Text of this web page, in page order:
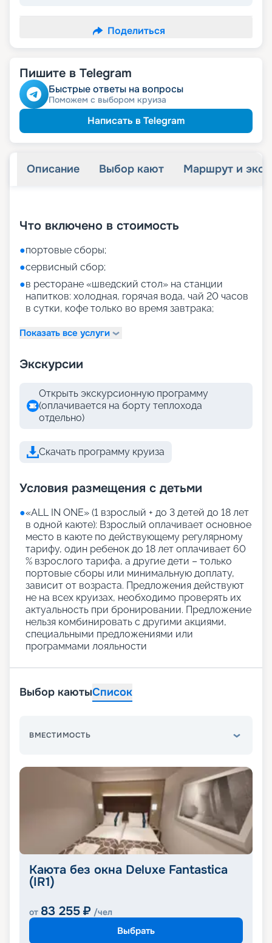
Поделиться
Пишите в Telegram
Быстрые ответы на вопросы
Поможем с выбором круиза
Написать в Telegram
Описание Выбор кают Маршрут и
Что включено в стоимость
●портовые сборы;
●сервисный сбор;
●в ресторане «шведский стол» на станции
напитков: холодная, горячая вода, чай 20 часов
в сутки, кофе только во время завтрака;
Показать все услуги
Экскурсии
Открыть экскурсионную программу
(оплачивается на борту теплохода
отдельно)
Скачать программу круиза
Условия размещения с детьми
●«АLL IN ONE» (1 взрослый + до 3 детей до 18 лет
в одной каюте): Взрослый оплачивает основное
место в каюте по действующему регулярному
тарифу, один ребенок до 18 лет оплачивает 60
% взрослого тарифа, а другие дети – только
портовые сборы или минимальную доплату,
зависит от возраста. Предложения действуют
не на всех круизах, необходимо проверять их
актуальность при бронировании. Предложение
нельзя комбинировать с другими акциями,
специальными предложениями или
программами лояльности
Выбор каютыСписок
ВМЕСТИМОСТЬ
Каюта без окна Deluxe Fantastica
(IR1)
от 83 255 ₽ /чел
Выбрать